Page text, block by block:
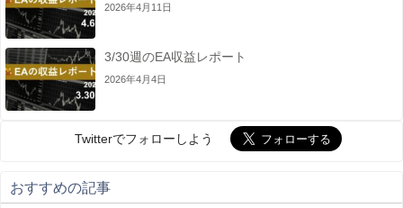
2026年4月11日
3/30週のEA収益レポート
2026年4月4日
Twitterでフォローしよう
おすすめの記事